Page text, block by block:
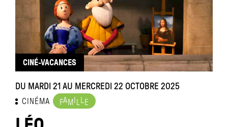
CINÉ-VACANCES
DU MARDI 21 AU MERCREDI 22 OCTOBRE 2025
CINÉMA FAM LE